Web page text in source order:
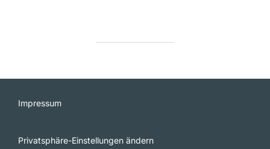
Impressum
Privatsphäre-Einstellungen ändern